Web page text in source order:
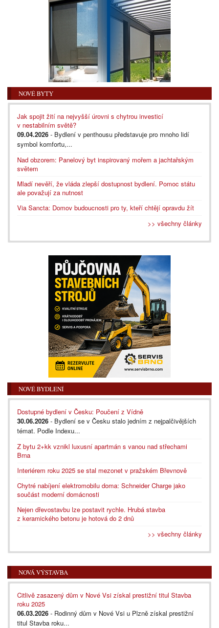
NOVÉ BYTY
Jak spojit žití na nejvyšší úrovni s chytrou investicí
v nestabilním světě?
09.04.2026 - Bydlení v penthousu představuje pro mnoho lidí
symbol komfortu,...
Nad obzorem: Panelový byt inspirovaný mořem a jachtařským
světem
Mladí nevěří, že vláda zlepší dostupnost bydlení. Pomoc státu
ale považují za nutnost
Via Sancta: Domov budoucnosti pro ty, kteří chtějí opravdu žít
>> všechny články
NOVÉ BYDLENÍ
Dostupné bydlení v Česku: Poučení z Vídně
30.06.2026 - Bydlení se v Česku stalo jedním z nejpalčivějších
témat. Podle Indexu...
Z bytu 2+kk vznikl luxusní apartmán s vanou nad střechami
Brna
Interiérem roku 2025 se stal mezonet v pražském Břevnově
Chytré nabíjení elektromobilu doma: Schneider Charge jako
součást moderní domácnosti
Nejen dřevostavbu lze postavit rychle. Hrubá stavba
z keramického betonu je hotová do 2 dnů
>> všechny články
NOVÁ VÝSTAVBA
Citlivě zasazený dům v Nové Vsi získal prestižní titul Stavba
roku 2025
06.03.2026 - Rodinný dům v Nové Vsi u Plzně získal prestižní
titul Stavba roku...